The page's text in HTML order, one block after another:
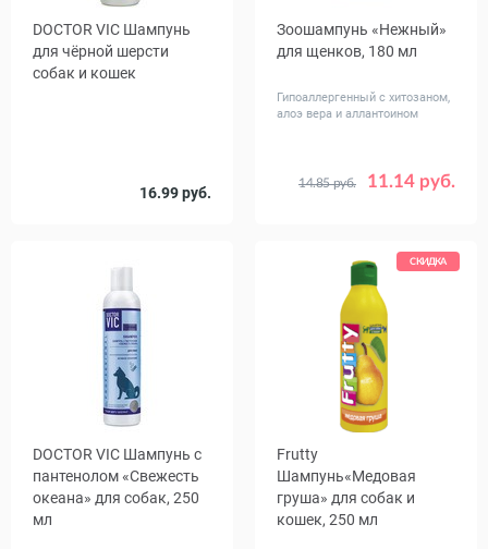
DOCTOR VIC Шампунь
для чёрной шерсти
собак и кошек
16.99 руб.
250 1000
Зоошампунь «Нежный»
для щенков, 180 мл
Гипоаллергенный с хитозаном,
алоэ вера и аллантоином
11.14 руб.
14.85 руб.
DOCTOR VIC Шампунь с
пантенолом «Свежесть
океана» для собак, 250
мл
СКИДКА
Frutty
Шампунь«Медовая
груша» для собак и
кошек, 250 мл